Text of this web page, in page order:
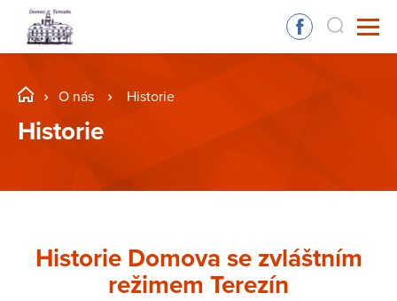
O nás Historie
Historie
Historie Domova se zvláštním
režimem Terezín